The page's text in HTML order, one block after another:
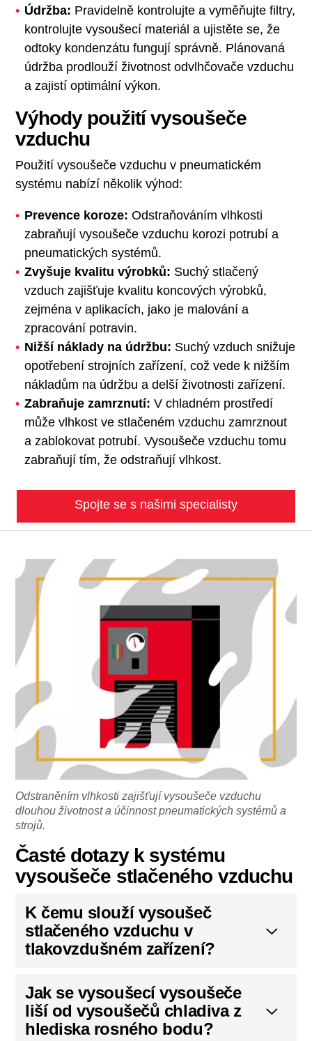
Údržba: Pravidelně kontrolujte a vyměňujte filtry,
kontrolujte vysoušecí materiál a ujistěte se, že
odtoky kondenzátu fungují správně. Plánovaná
údržba prodlouží životnost odvlhčovače vzduchu
a zajistí optimální výkon.
Výhody použití vysoušeče
vzduchu
Použití vysoušeče vzduchu v pneumatickém
systému nabízí několik výhod:
Prevence koroze: Odstraňováním vlhkosti
zabraňují vysoušeče vzduchu korozi potrubí a
pneumatických systémů.
Zvyšuje kvalitu výrobků: Suchý stlačený
vzduch zajišťuje kvalitu koncových výrobků,
zejména v aplikacích, jako je malování a
zpracování potravin.
Nižší náklady na údržbu: Suchý vzduch snižuje
opotřebení strojních zařízení, což vede k nižším
nákladům na údržbu a delší životnosti zařízení.
Zabraňuje zamrznutí: V chladném prostředí
může vlhkost ve stlačeném vzduchu zamrznout
a zablokovat potrubí. Vysoušeče vzduchu tomu
zabraňují tím, že odstraňují vlhkost.
Spojte se s našimi specialisty
Odstraněním vlhkosti zajišťují vysoušeče vzduchu
dlouhou životnost a účinnost pneumatických systémů a
strojů.
Časté dotazy k systému
vysoušeče stlačeného vzduchu
K čemu slouží vysoušeč
stlačeného vzduchu v
tlakovzdušném zařízení?
Jak se vysoušecí vysoušeče
liší od vysoušečů chladiva z
hlediska rosného bodu?